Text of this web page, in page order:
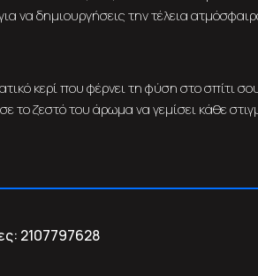
να δημιουργήσεις την τέλεια
κερί που φέρνει τη φύση στο σπίτι
το ζεστό του άρωμα να γεμίσει κάθε
2107797628